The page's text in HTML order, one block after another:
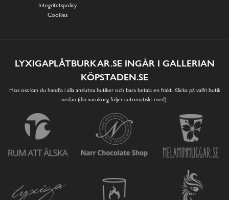
Integritetspolicy
Cookies
LYXIGAPLÅTBURKAR.SE INGÅR I GALLERIAN
KÖPSTADEN.SE
Hos oss kan du handla i alla anslutna butiker och bara betala en frakt. Klicka på valfri butik
nedan (din varukorg följer automatiskt med):